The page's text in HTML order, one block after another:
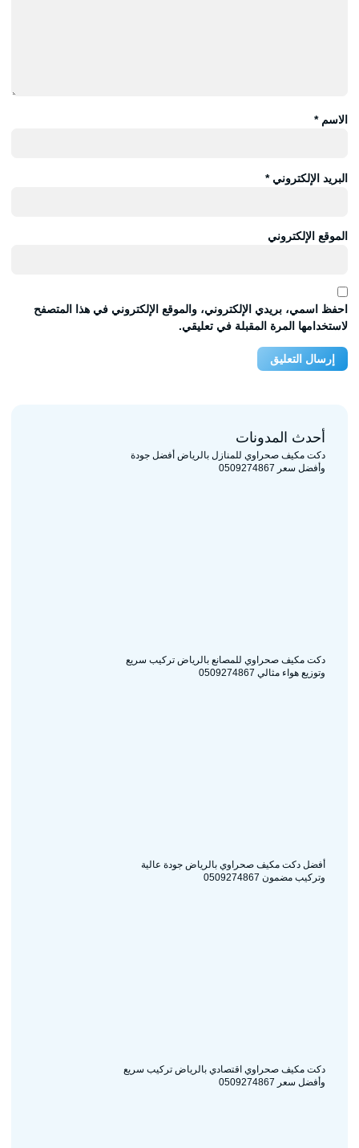
الاسم*
البريد الإلكتروني*
الموقع الإلكتروني
احفظ اسمي، بريدي الإلكتروني، والموقع الإلكتروني في هذا المتصفح
لاستخدامها المرة المقبلة في تعليقي.
أحدث المدونات
دكت مكيف صحراوي للمنازل بالرياض أفضل جودة
وأفضل سعر 0509274867
دكت مكيف صحراوي للمصانع بالرياض تركيب سريع
وتوزيع هواء مثالي 0509274867
أفضل دكت مكيف صحراوي بالرياض جودة عالية
وتركيب مضمون 0509274867
دكت مكيف صحراوي اقتصادي بالرياض تركيب سريع
وأفضل سعر 0509274867